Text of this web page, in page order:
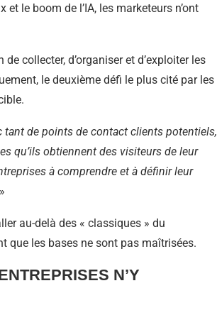
le boom de l’IA, les marketeurs n’ont
collecter, d’organiser et d’exploiter les
le deuxième défi le plus cité par les
tant de points de contact clients potentiels,
qu’ils obtiennent des visiteurs de leur
à comprendre et à définir leur
»
au-delà des « classiques » du
que les bases ne sont pas maîtrisées.
N’Y